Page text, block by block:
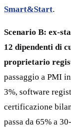
Smart&Start.
Scenario B: ex-
12 dipendenti di
proprietario
passaggio a PMI
3%, software
certificazione
passa da 65% a